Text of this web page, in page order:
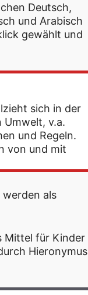
Deutsch,
und Arabisch
gewählt und
sich in der
Umwelt, v.a.
und Regeln.
von und mit
werden als
Mittel für Kinder
Hieronymus